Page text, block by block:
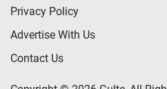
Privacy Policy
Advertise With Us
Contact Us